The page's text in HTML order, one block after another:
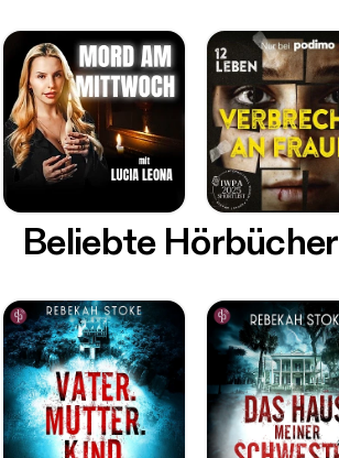
Beliebte Hörbücher